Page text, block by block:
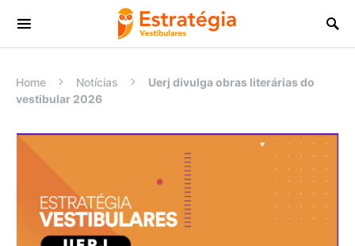
Procurar:
Home Notícias
Uerj divulga obras literárias do
vestibular 2026